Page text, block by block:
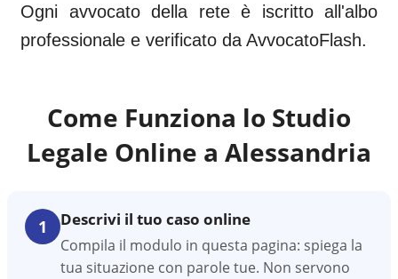
Ogni avvocato della rete è iscritto all'albo
professionale e verificato da AvvocatoFlash.
Come Funziona lo Studio
Legale Online a Alessandria
1 Descrivi il tuo caso online
Compila il modulo in questa pagina: spiega la
tua situazione con parole tue. Non servono